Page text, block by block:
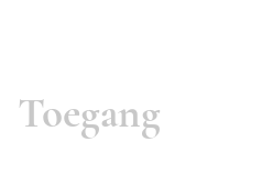
Toegang